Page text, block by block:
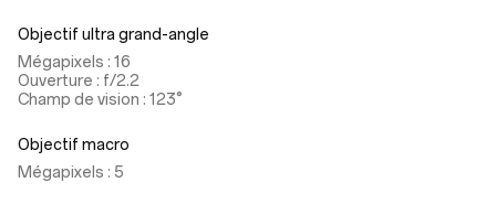
Objectif ultra grand-angle
Mégapixels : 16
Ouverture : f/2.2
Champ de vision : 123°
Objectif macro
Mégapixels : 5